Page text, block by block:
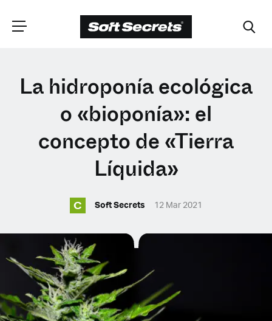
ELIGE TU
UBICACIÓN
Dutch
English (United Kingdom)
English (United States)
Spanish (Spain)
Spanish (Latin America)
German
La hidroponía ecológica
o «bioponía»: el
concepto de «Tierra
Líquida»
C Soft Secrets 12 Mar 2021